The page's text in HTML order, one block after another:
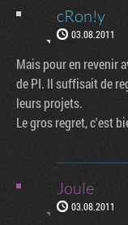
cRon!y
03.08.2011
Mais pour en revenir
de PI. Il suffisait de
leurs projets.
Le gros regret, c'est
Joule
03.08.2011